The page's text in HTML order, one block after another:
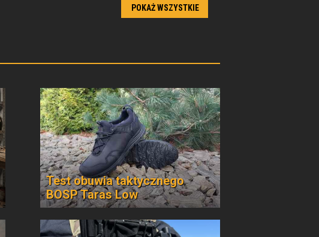
POKAŻ WSZYSTKIE
Test obuwia taktycznego
BOSP Taras Low